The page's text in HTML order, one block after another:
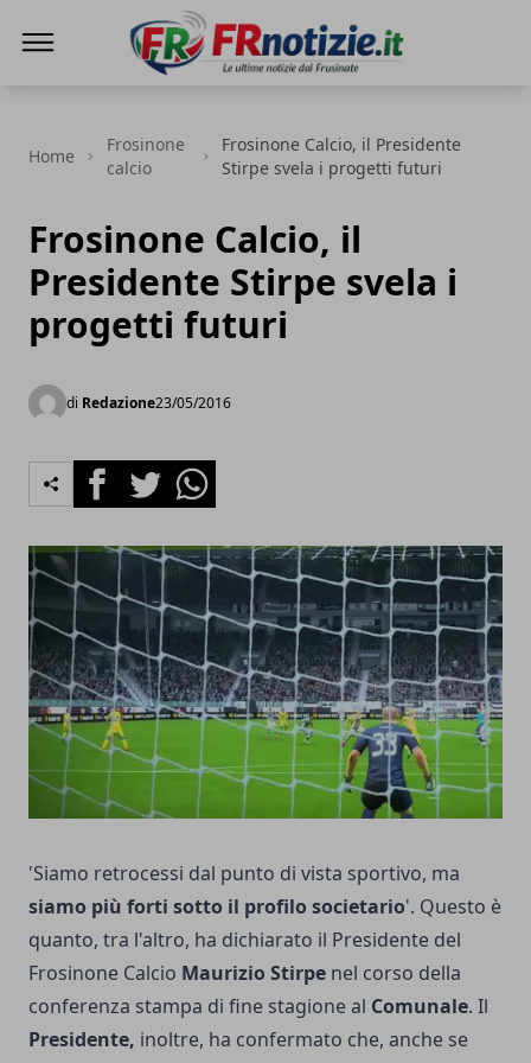
Home
Frosinone
calcio
Frosinone Calcio, il Presidente
Stirpe svela i progetti futuri
Frosinone Calcio, il
Presidente Stirpe svela i
progetti futuri
di Redazione23/05/2016
FacebookTwitterWhatsapp
'Siamo retrocessi dal punto di vista sportivo, ma
siamo più forti sotto il profilo societario'. Questo è
quanto, tra l'altro, ha dichiarato il Presidente del
Frosinone Calcio Maurizio Stirpe nel corso della
conferenza stampa di fine stagione al Comunale. Il
Presidente, inoltre, ha confermato che, anche se